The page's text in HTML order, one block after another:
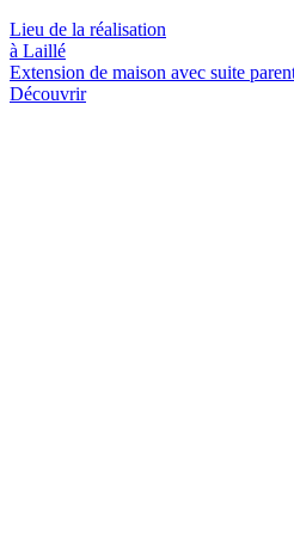
Lieu de la réalisation
à Laillé
Extension de maison avec suite
Découvrir